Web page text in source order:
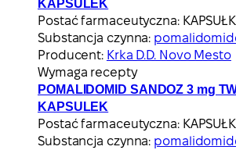
KAPSULEK
Postać farmaceutyczna:
Substancja czynna:
Producent: Krka D.D. Novo Mesto
Wymaga recepty
POMALIDOMID SANDOZ 3 mg
KAPSULEK
Postać farmaceutyczna:
Substancja czynna: